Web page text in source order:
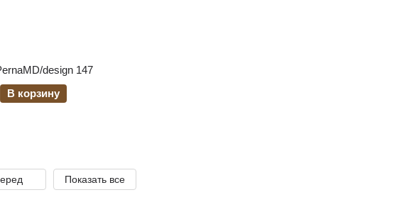
design 147
В корзину
Показать все